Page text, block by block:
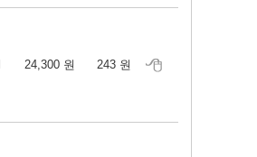
24,300 원 243 원